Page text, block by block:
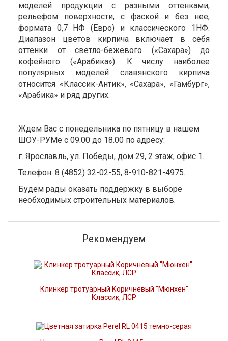
моделей продукции с разными оттенками,
рельефом поверхности, с фаской и без нее,
формата 0,7 НФ (Евро) и классического 1НФ.
Диапазон цветов кирпича включает в себя
оттенки от светло-бежевого («Сахара») до
кофейного («Арабика»). К числу наиболее
популярных моделей славянского кирпича
относится «Классик-Антик», «Сахара», «Гамбург»,
«Арабика» и ряд других.
Ждем Вас с понедельника по пятницу в нашем
ШОУ-РУМе с 09.00 до 18.00 по адресу:
г. Ярославль, ул. Победы, дом 29, 2 этаж, офис 1.
Телефон: 8 (4852) 32-02-55, 8-910-821-4975.
Будем рады оказать поддержку в выборе
необходимых строительных материалов.
Рекомендуем
Клинкер тротуарный Коричневый "Мюнхен"
Классик, ЛСР